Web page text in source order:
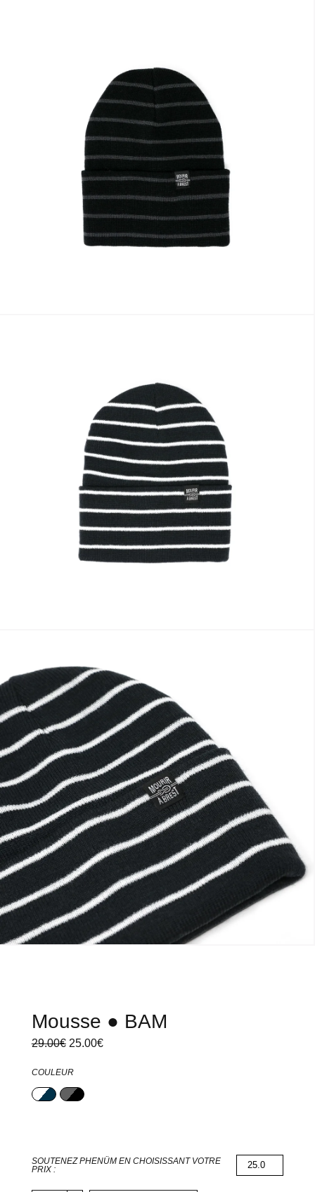
Mousse ● BAM
29.00€ Le prix
29.00€.
25.00€Le prix
COULEUR
Marine/Blanc
Noir/Anthracite
SOUTENEZ PHENÜM EN CHOISISSANT VOTRE
PRIX :